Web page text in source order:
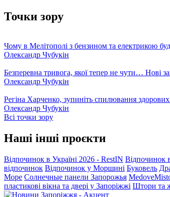
Точки зору
Чому в Мелітополі з бензином та електрикою
Олександр Чубукін
Безперевна тривога, якої тепер не чути… Нові
Олександр Чубукін
Регіна Харченко, зупиніть спилювання
Олександр Чубукін
Всі точки зору
Наші інші проєкти
Відпочинок в Україні 2026 - RestIN Відпочинок
відпочинок Відпочинок у Моршині Буковель
Море Солнечные панели Запорожья
пластикові вікна та двері у Запоріжжі Штори та